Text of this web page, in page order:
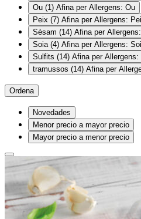
Ou (1) Afina per Allergens: Ou
Peix (7) Afina per Allergens:
Sèsam (14) Afina per
Soia (4) Afina per Allergens:
Sulfits (14) Afina per Allergens:
tramussos (14) Afina per
Ordena
Novedades
Menor precio a mayor precio
Mayor precio a menor precio